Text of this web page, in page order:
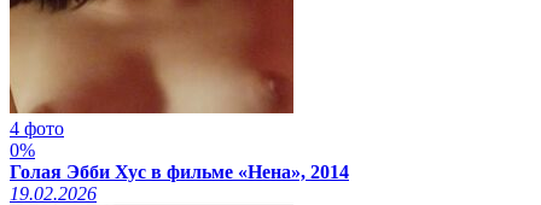
4 фото
0%
Голая Эбби Хус в фильме «Нена», 2014
19.02.2026